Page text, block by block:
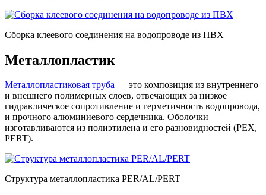
Сборка клеевого соединения на водопроводе из ПВХ
Металлопластик
Металлопластиковая труба — это композиция из внутреннего
и внешнего полимерных слоев, отвечающих за низкое
гидравлическое сопротивление и герметичность водопровода,
и прочного алюминиевого сердечника. Оболочки
изготавливаются из полиэтилена и его разновидностей (PEX,
PERT).
Структура металлопластика PER/AL/PERT